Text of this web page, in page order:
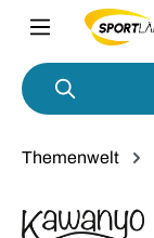
springen
Themenwelt